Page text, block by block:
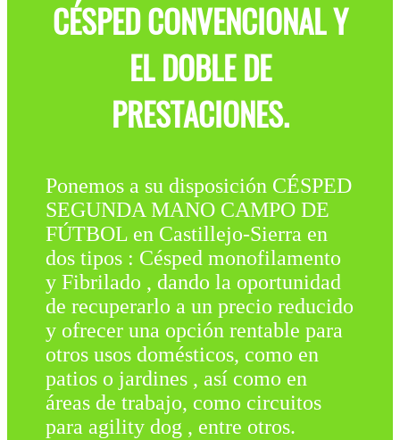
CÉSPED CONVENCIONAL Y
EL DOBLE DE
PRESTACIONES.
Ponemos a su disposición CÉSPED
SEGUNDA MANO CAMPO DE
FÚTBOL en Castillejo-Sierra en
dos tipos : Césped monofilamento
y Fibrilado , dando la oportunidad
de recuperarlo a un precio reducido
y ofrecer una opción rentable para
otros usos domésticos, como en
patios o jardines , así como en
áreas de trabajo, como circuitos
para agility dog , entre otros.